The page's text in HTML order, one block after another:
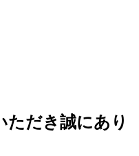
ただき誠にあり